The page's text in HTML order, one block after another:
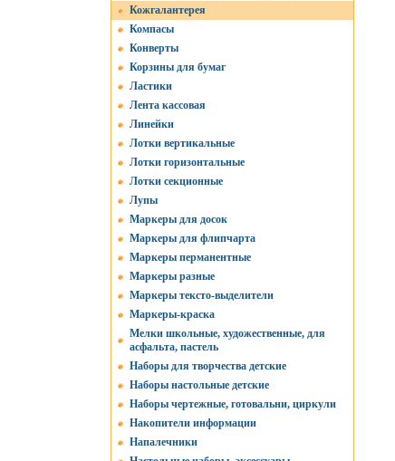
Кожгалантерея
Компасы
Конверты
Корзины для бумаг
Ластики
Лента кассовая
Линейки
Лотки вертикальные
Лотки горизонтальные
Лотки секционные
Лупы
Маркеры для досок
Маркеры для флипчарта
Маркеры перманентные
Маркеры разные
Маркеры тексто-выделители
Маркеры-краска
Мелки школьные, художественные, для
асфальта, пастель
Наборы для творчества детские
Наборы настольные детские
Наборы чертежные, готовальни, циркули
Накопители информации
Напалечники